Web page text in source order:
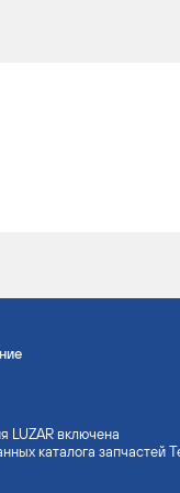
LUZAR включена
каталога запчастей